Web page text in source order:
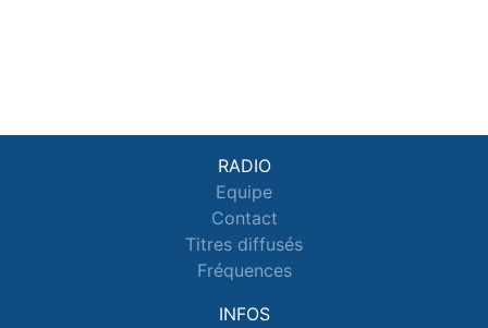
RADIO
Equipe
Contact
Titres diffusés
Fréquences
INFOS